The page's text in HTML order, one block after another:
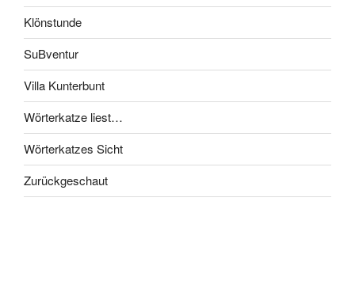
Klönstunde
SuBventur
Villa Kunterbunt
Wörterkatze liest…
Wörterkatzes Sicht
Zurückgeschaut